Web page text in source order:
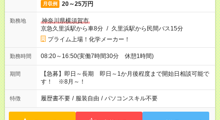
月収例 20～25万円
勤務地
神奈川県横須賀市
京急久里浜駅から車8分 / 久里浜駅から民間バス15分
プライム上場！化学メーカー！
勤務時間 08:20～16:50(実働7時間30分 休憩1時間)
期間
【急募】即日～長期 即日～1か月後程度まで開始日相談可能で
す！ ※8月～！
特徴 履歴書不要 / 服装自由 / パソコンスキル不要